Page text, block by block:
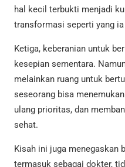
hal kecil terbukti menjadi
transformasi seperti yang
Ketiga, keberanian untuk
kesepian sementara.
melainkan ruang untuk
seseorang bisa
ulang prioritas, dan
sehat.
Kisah ini juga menegaskan
termasuk sebagai dokter,